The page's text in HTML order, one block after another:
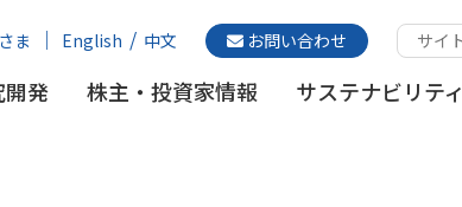
ま English 中文 お問い合わせ
発 株主・投資家情報 サステナビリティ